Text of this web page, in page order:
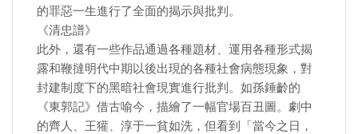
的罪惡一生進行了全面的揭示與批判。
《清忠譜》
此外，還有一些作品通過各種題材、運用各種形式揭
露和鞭撻明代中期以後出現的各種社會病態現象，對
封建制度下的黑暗社會現實進行批判。如孫錘齡的
《東郭記》借古喻今，描繪了一幅官場百丑圖。劇中
的齊人、王獾、淳于一貧如洗，但看到「當今之日，